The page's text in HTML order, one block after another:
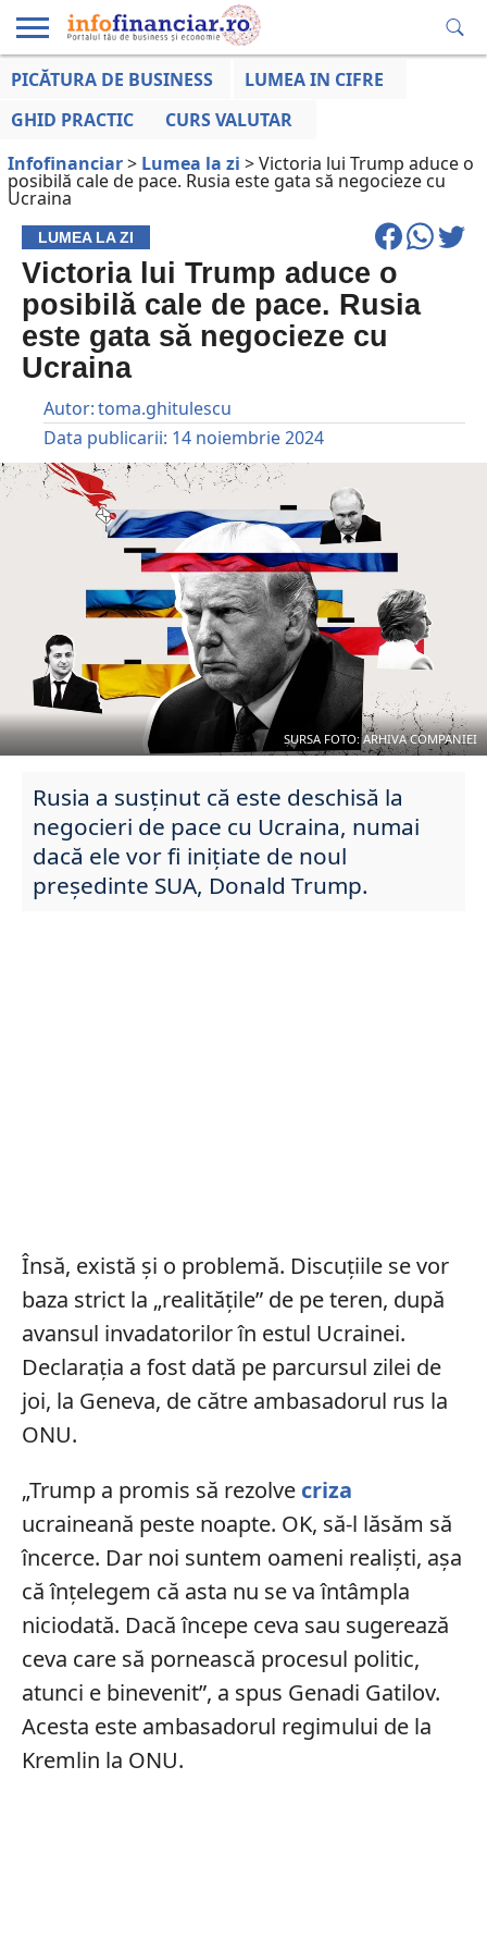
EDUCAȚIE
LA ZI
AFACERILOR
PICĂTURA DE BUSINESS
LUMEA IN CIFRE
GHID PRACTIC
CURS VALUTAR
Infofinanciar> Lumea la zi >Victoria lui Trump aduce o
posibilă cale de pace. Rusia este gata să negocieze cu
Ucraina
LUMEA LA ZI
Victoria lui Trump aduce o
posibilă cale de pace. Rusia
este gata să negocieze cu
Ucraina
Autor:toma.ghitulescu
Data publicarii: 14 noiembrie 2024
SURSA FOTO: ARHIVA COMPANIEI
Rusia a susținut că este deschisă la
negocieri de pace cu Ucraina, numai
dacă ele vor fi inițiate de noul
președinte SUA, Donald Trump.
Însă, există și o problemă. Discuțiile se vor
baza strict la „realitățile” de pe teren, după
avansul invadatorilor în estul Ucrainei.
Declarația a fost dată pe parcursul zilei de
joi, la Geneva, de către ambasadorul rus la
ONU.
„Trump a promis să rezolve criza
ucraineană peste noapte. OK, să-l lăsăm să
încerce. Dar noi suntem oameni realiști, așa
că înțelegem că asta nu se va întâmpla
niciodată. Dacă începe ceva sau sugerează
ceva care să pornească procesul politic,
atunci e binevenit”, a spus Genadi Gatilov.
Acesta este ambasadorul regimului de la
Kremlin la ONU.